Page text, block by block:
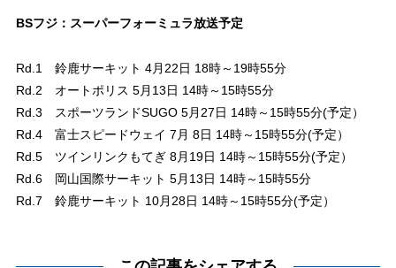
BSフジ：スーパーフォーミュラ放送予定
Rd.1 鈴鹿サーキット 4月22日 18時～19時55分
Rd.2 オートポリス 5月13日 14時～15時55分
Rd.3 スポーツランドSUGO 5月27日 14時～15時55分(予定）
Rd.4 富士スピードウェイ 7月 8日 14時～15時55分(予定）
Rd.5 ツインリンクもてぎ 8月19日 14時～15時55分(予定）
Rd.6 岡山国際サーキット 5月13日 14時～15時55分
Rd.7 鈴鹿サーキット 10月28日 14時～15時55分(予定）